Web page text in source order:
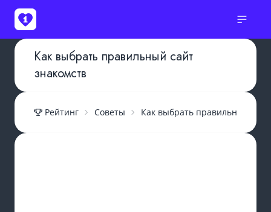
Как выбрать правильный сайт
знакомств
Рейтинг Советы Как выбрать правильный